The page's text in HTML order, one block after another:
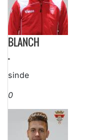
BLANCH
-
sinde
0